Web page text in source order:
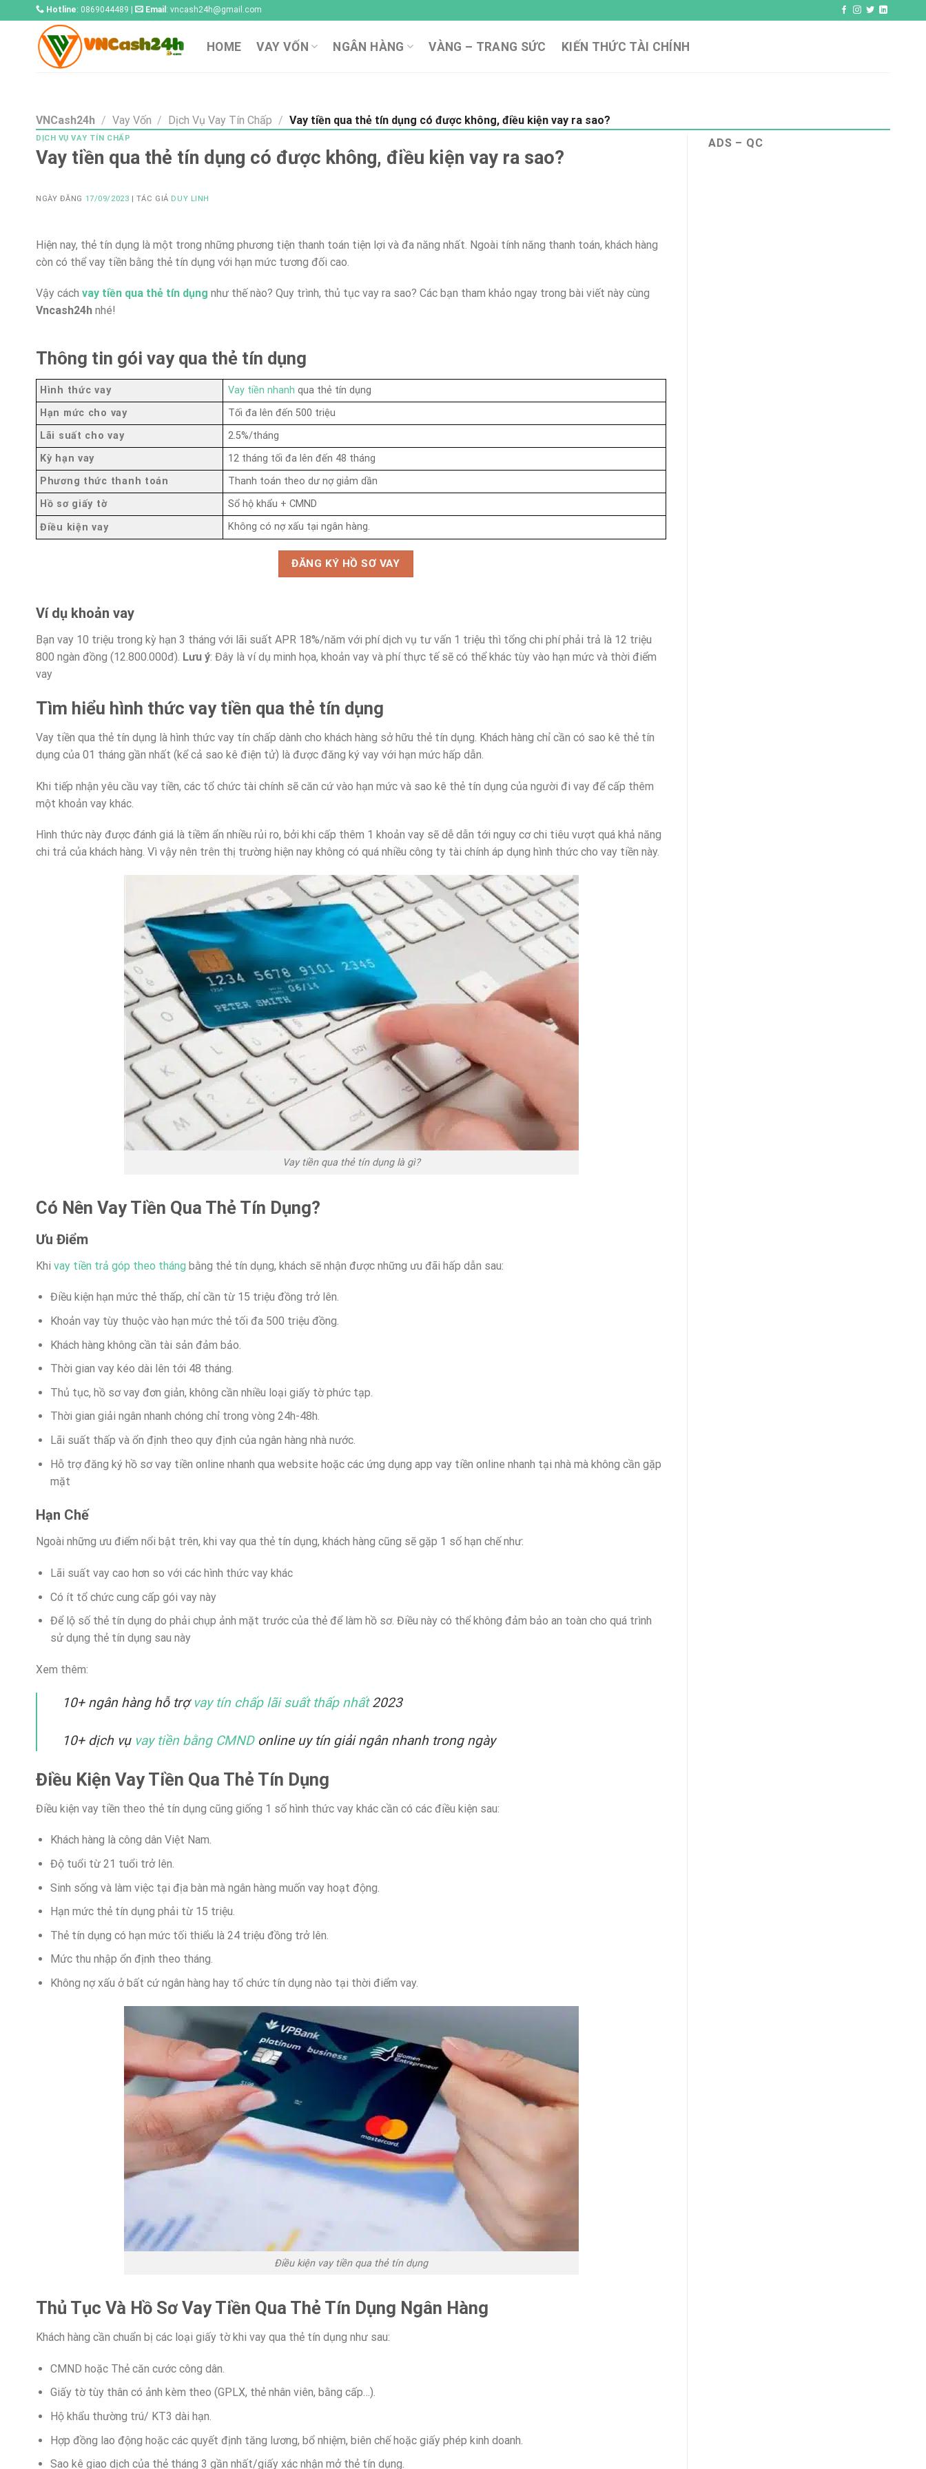
to
Hotline: 0869044489 | Email : vncash24h@gmail.com
HOME VAY VỐN NGÂN HÀNG VÀNG – TRANG SỨC KIẾN THỨC TÀI CHÍNH
VNCash24h / Vay Vốn / Dịch Vụ Vay Tín Chấp / Vay tiền qua thẻ tín dụng có được không, điều kiện vay ra sao?
DỊCH VỤ VAY TÍN CHẤP
Vay tiền qua thẻ tín dụng có được không, điều kiện vay ra sao?
NGÀY ĐĂNG 17/09/2023 | TÁC GIẢ DUY LINH
Hiện nay, thẻ tín dụng là một trong những phương tiện thanh toán tiện lợi và đa năng nhất. Ngoài tính năng thanh toán, khách hàng
còn có thể vay tiền bằng thẻ tín dụng với hạn mức tương đối cao.
Vậy cách vay tiền qua thẻ tín dụng như thế nào? Quy trình, thủ tục vay ra sao? Các bạn tham khảo ngay trong bài viết này cùng
Vncash24h nhé!
Thông tin gói vay qua thẻ tín dụng
Hình thức vay Vay tiền nhanh qua thẻ tín dụng
Hạn mức cho vay
Tối đa lên đến 500 triệu
Lãi suất cho vay
2.5%/tháng
Kỳ hạn vay
12 tháng tối đa lên đến 48 tháng
Phương thức thanh toán
Thanh toán theo dư nợ giảm dần
Hồ sơ giấy tờ
Sổ hộ khẩu + CMND
Điều kiện vay
Không có nợ xấu tại ngân hàng.
ĐĂNG KÝ HỒ SƠ VAY
Ví dụ khoản vay
Bạn vay 10 triệu trong kỳ hạn 3 tháng với lãi suất APR 18%/năm với phí dịch vụ tư vấn 1 triệu thì tổng chi phí phải trả là 12 triệu
800 ngàn đồng (12.800.000đ). Lưu ý: Đây là ví dụ minh họa, khoản vay và phí thực tế sẽ có thể khác tùy vào hạn mức và thời điểm
vay
Tìm hiểu hình thức vay tiền qua thẻ tín dụng
Vay tiền qua thẻ tín dụng là hình thức vay tín chấp dành cho khách hàng sở hữu thẻ tín dụng. Khách hàng chỉ cần có sao kê thẻ tín
dụng của 01 tháng gần nhất (kể cả sao kê điện tử) là được đăng ký vay với hạn mức hấp dẫn.
Khi tiếp nhận yêu cầu vay tiền, các tổ chức tài chính sẽ căn cứ vào hạn mức và sao kê thẻ tín dụng của người đi vay để cấp thêm
một khoản vay khác.
Hình thức này được đánh giá là tiềm ẩn nhiều rủi ro, bởi khi cấp thêm 1 khoản vay sẽ dễ dẫn tới nguy cơ chi tiêu vượt quá khả năng
chi trả của khách hàng. Vì vậy nên trên thị trường hiện nay không có quá nhiều công ty tài chính áp dụng hình thức cho vay tiền này.
Vay tiền qua thẻ tín dụng là gì?
Có Nên Vay Tiền Qua Thẻ Tín Dụng?
Ưu Điểm
Khi vay tiền trả góp theo tháng bằng thẻ tín dụng, khách sẽ nhận được những ưu đãi hấp dẫn sau:
Điều kiện hạn mức thẻ thấp, chỉ cần từ 15 triệu đồng trở lên.
Khoản vay tùy thuộc vào hạn mức thẻ tối đa 500 triệu đồng.
Khách hàng không cần tài sản đảm bảo.
Thời gian vay kéo dài lên tới 48 tháng.
Thủ tục, hồ sơ vay đơn giản, không cần nhiều loại giấy tờ phức tạp.
Thời gian giải ngân nhanh chóng chỉ trong vòng 24h-48h.
Lãi suất thấp và ổn định theo quy định của ngân hàng nhà nước.
Hỗ trợ đăng ký hồ sơ vay tiền online nhanh qua website hoặc các ứng dụng app vay tiền online nhanh tại nhà mà không cần gặp
mặt
Hạn Chế
Ngoài những ưu điểm nổi bật trên, khi vay qua thẻ tín dụng, khách hàng cũng sẽ gặp 1 số hạn chế như:
Lãi suất vay cao hơn so với các hình thức vay khác
Có ít tổ chức cung cấp gói vay này
Để lộ số thẻ tín dụng do phải chụp ảnh mặt trước của thẻ để làm hồ sơ. Điều này có thể không đảm bảo an toàn cho quá trình
sử dụng thẻ tín dụng sau này
Xem thêm:
10+ ngân hàng hỗ trợ vay tín chấp lãi suất thấp nhất2023
10+ dịch vụ vay tiền bằng CMNDonline uy tín giải ngân nhanh trong ngày
Điều Kiện Vay Tiền Qua Thẻ Tín Dụng
Điều kiện vay tiền theo thẻ tín dụng cũng giống 1 số hình thức vay khác cần có các điều kiện sau:
Khách hàng là công dân Việt Nam.
Độ tuổi từ 21 tuổi trở lên.
Sinh sống và làm việc tại địa bàn mà ngân hàng muốn vay hoạt động.
Hạn mức thẻ tín dụng phải từ 15 triệu.
Thẻ tín dụng có hạn mức tối thiểu là 24 triệu đồng trở lên.
Mức thu nhập ổn định theo tháng.
Không nợ xấu ở bất cứ ngân hàng hay tổ chức tín dụng nào tại thời điểm vay.
Điều kiện vay tiền qua thẻ tín dụng
Thủ Tục Và Hồ Sơ Vay Tiền Qua Thẻ Tín Dụng Ngân Hàng
Khách hàng cần chuẩn bị các loại giấy tờ khi vay qua thẻ tín dụng như sau:
CMND hoặc Thẻ căn cước công dân.
Giấy tờ tùy thân có ảnh kèm theo (GPLX, thẻ nhân viên, bằng cấp…).
Hộ khẩu thường trú/ KT3 dài hạn.
Hợp đồng lao động hoặc các quyết định tăng lương, bổ nhiệm, biên chế hoặc giấy phép kinh doanh.
Sao kê giao dịch của thẻ tháng 3 gần nhất/giấy xác nhận mở thẻ tín dụng.
ADS – QC